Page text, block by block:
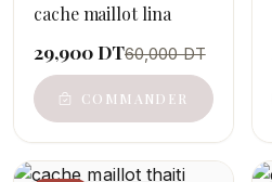
cache maillot lina
29,900 DT60,000 DT
COMMANDER